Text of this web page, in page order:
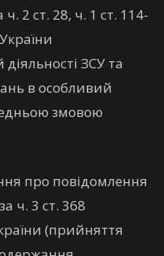
2 ст. 28, ч. 1 ст. 114-
ЗСУ та
в особливий
змовою
про повідомлення
ч. 3 ст. 368
(прийняття